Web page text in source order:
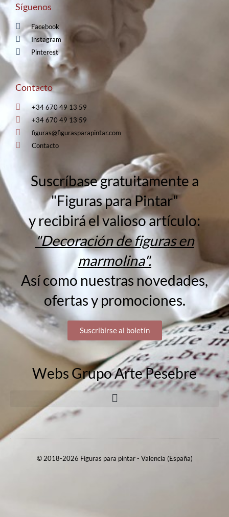
Síguenos
Facebook
Instagram
Pinterest
Contacto
+34 670 49 13 59
+34 670 49 13 59
figuras@figurasparapintar.com
Contacto
Suscríbase gratuitamente a
"Figuras para Pintar"
y recibirá el valioso artículo:
"Decoración de figuras en
marmolina".
Así como nuestras novedades,
ofertas y promociones.
Suscribirse al boletín
Webs Grupo Arte Pesebre
© 2018-2026 Figuras para pintar - Valencia (España)